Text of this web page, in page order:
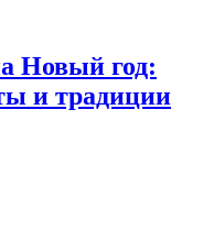
Новый год:
и традиции